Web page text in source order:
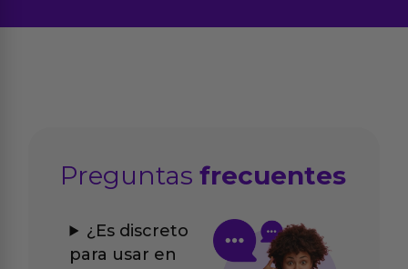
Preguntasfrecuentes
¿Es discreto
para usar en